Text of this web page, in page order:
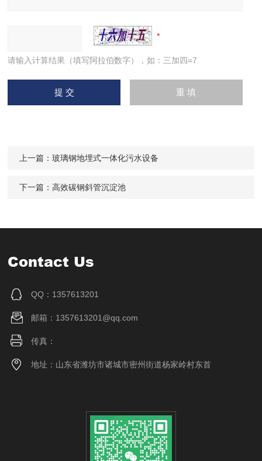
请输入计算结果（填写阿拉伯数字），如：三加四=7
上一篇：玻璃钢地埋式一体化污水设备
下一篇：高效碳钢斜管沉淀池
Contact Us
QQ：1357613201
邮箱：1357613201@qq.com
传真：
地址：山东省潍坊市诸城市密州街道杨家岭村东首